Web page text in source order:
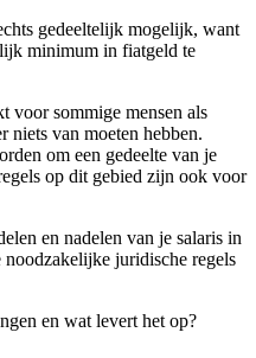
gedeeltelijk mogelijk, want
minimum in fiatgeld te
voor sommige mensen als
niets van moeten hebben.
om een gedeelte van je
op dit gebied zijn ook voor
en nadelen van je salaris in
juridische regels
en wat levert het op?